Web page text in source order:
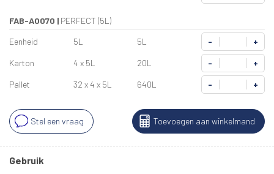
FAB-A0070 | PERFECT (5L)
Eenheid
5L 5L - +
Karton 4 x 5L 20L - +
Pallet 32 x 4 x 5L 640L - +
Toevoegen aan winkelmand
Stel een vraag
Gebruik